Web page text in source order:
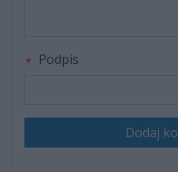
Podpis
Dodaj